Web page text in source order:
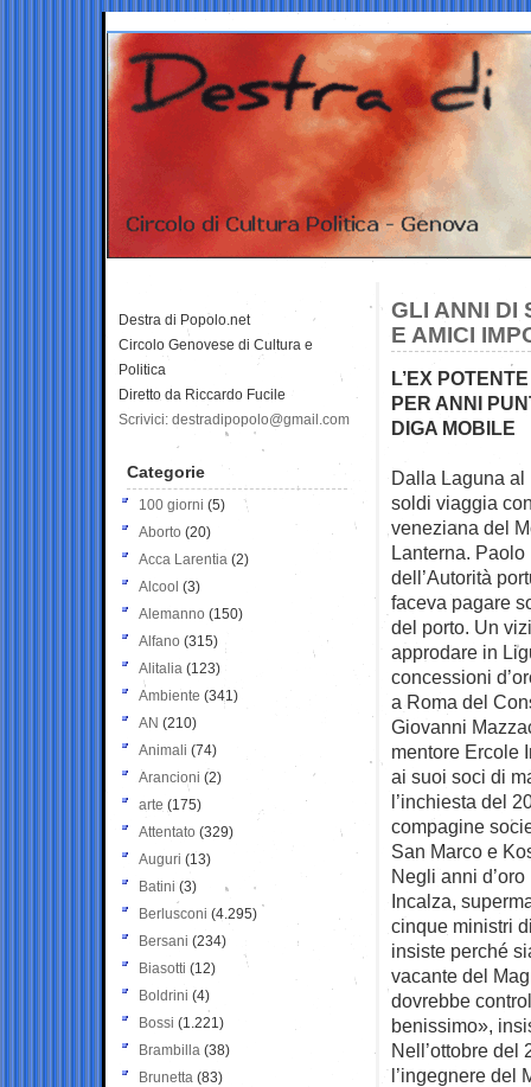
GLI ANNI DI
E AMICI
L’EX
PER ANNI
DIGA MOBILE
Dalla Laguna al
soldi viaggia
veneziana del
Lanterna. Paolo
dell’Autorità
faceva pagare
del porto. Un
approdare in
concessioni
a Roma del
Giovanni
mentore Ercole
ai suoi soci di
l’inchiesta del
compagine
San Marco e
Negli anni
Incalza,
cinque ministri
insiste perché
vacante del
dovrebbe
benissimo»,
Nell’ottobre del
l’ingegnere del
Destra di Popolo.net
Circolo Genovese di Cultura e
Politica
Diretto da Riccardo Fucile
Scrivici: destradipopolo@gmail.com
Categorie
100 giorni (5)
Aborto (20)
Acca Larentia (2)
Alcool (3)
Alemanno (150)
Alfano (315)
Alitalia (123)
Ambiente (341)
AN (210)
Animali (74)
Arancioni (2)
arte (175)
Attentato (329)
Auguri (13)
Batini (3)
Berlusconi (4.295)
Bersani (234)
Biasotti (12)
Boldrini (4)
Bossi (1.221)
Brambilla (38)
Brunetta (83)